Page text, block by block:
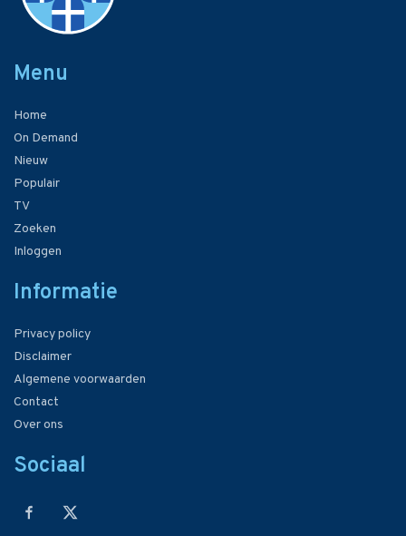
Menu
Home
On Demand
Nieuw
Populair
TV
Zoeken
Inloggen
Informatie
Privacy policy
Disclaimer
Algemene voorwaarden
Contact
Over ons
Sociaal